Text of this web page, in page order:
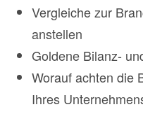
Vergleiche zur
anstellen
Goldene Bilanz-
Worauf achten die
Ihres